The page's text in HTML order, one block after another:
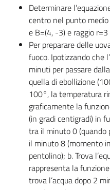
Determinare
centro nel punto
e B=(4, -3) e raggio r=3
Per preparare delle
fuoco. Ipotizzando che
minuti per passare
quella di ebollizione
100°, la temperatura
graficamente la
(in gradi centigradi) in
tra il minuto 0 (quando
il minuto 8 (momento
pentolino); b. Trova
rappresenta la
trova l’acqua dopo 2